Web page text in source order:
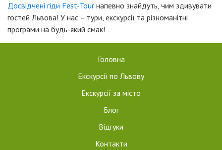
Досвідчені гіди Fest-Tour напевно знайдуть, чим здивувати
гостей Львова! У нас – тури, екскурсії та різноманітні
програми на будь-який смак!
Головна
Екскурсії по Львову
Екскурсії за місто
Блог
Відгуки
Контакти